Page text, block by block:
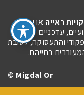
ראייה אועיוורון.
עדכניים
והתעסוקה, לטובת
בחייהם.
Migdal Or ©